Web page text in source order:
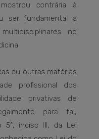
contrária à
ser fundamental a
no
ou outras matérias
profissional dos
privativas de
para tal,
5º, inciso III, da Lei